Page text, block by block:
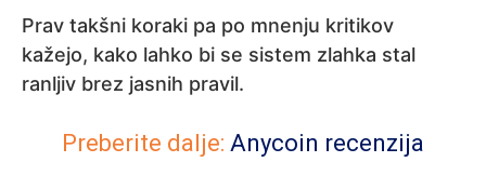
Prav takšni koraki pa po mnenju kritikov
kažejo, kako lahko bi se sistem zlahka stal
ranljiv brez jasnih pravil.
Preberite dalje: Anycoin recenzija